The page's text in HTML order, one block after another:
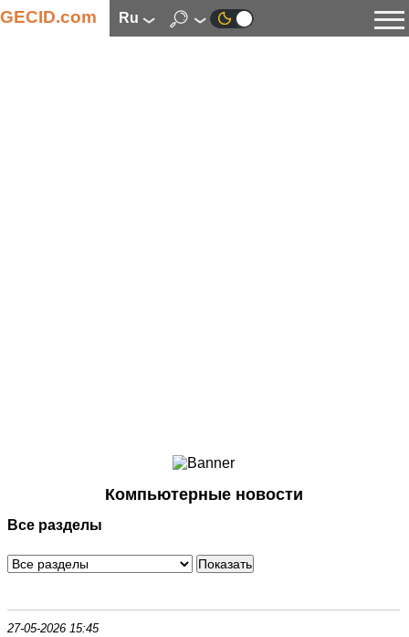
GECID.com ru
Смартфоны
Периферия
Программное обеспечение
Компьютерные новости
Все разделы
27-05-2026 15:45